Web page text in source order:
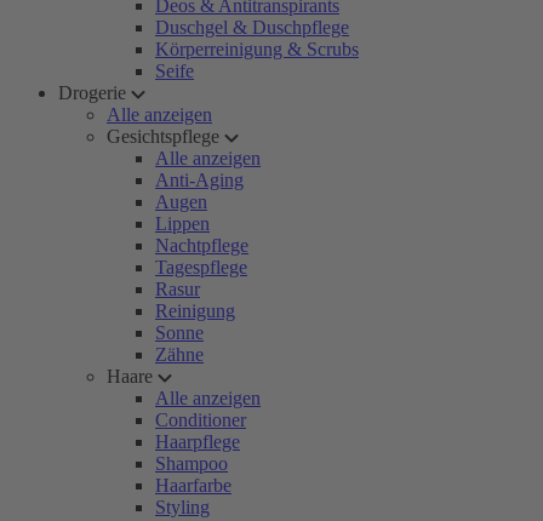
Deos & Antitranspirants
Duschgel & Duschpflege
Körperreinigung & Scrubs
Seife
Drogerie
Alle anzeigen
Gesichtspflege
Alle anzeigen
Anti-Aging
Augen
Lippen
Nachtpflege
Tagespflege
Rasur
Reinigung
Sonne
Zähne
Haare
Alle anzeigen
Conditioner
Haarpflege
Shampoo
Haarfarbe
Styling